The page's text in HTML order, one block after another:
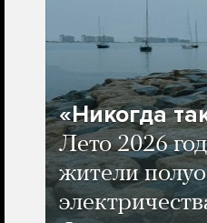
«Никогда
Лето 2026
жители